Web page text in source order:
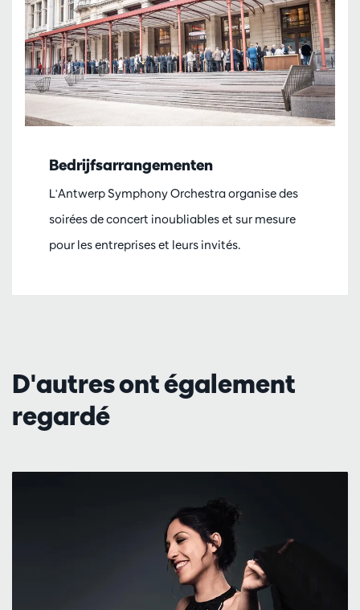
Bedrijfsarrangementen
L'Antwerp Symphony Orchestra organise des
soirées de concert inoubliables et sur mesure
pour les entreprises et leurs invités.
D'autres ont également
regardé